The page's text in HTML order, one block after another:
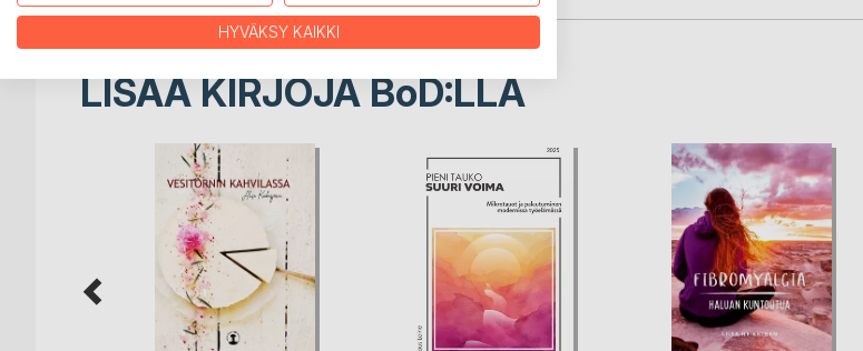
LISÄÄ KIRJOJA BoD:LLA
HYVÄKSY KAIKKI